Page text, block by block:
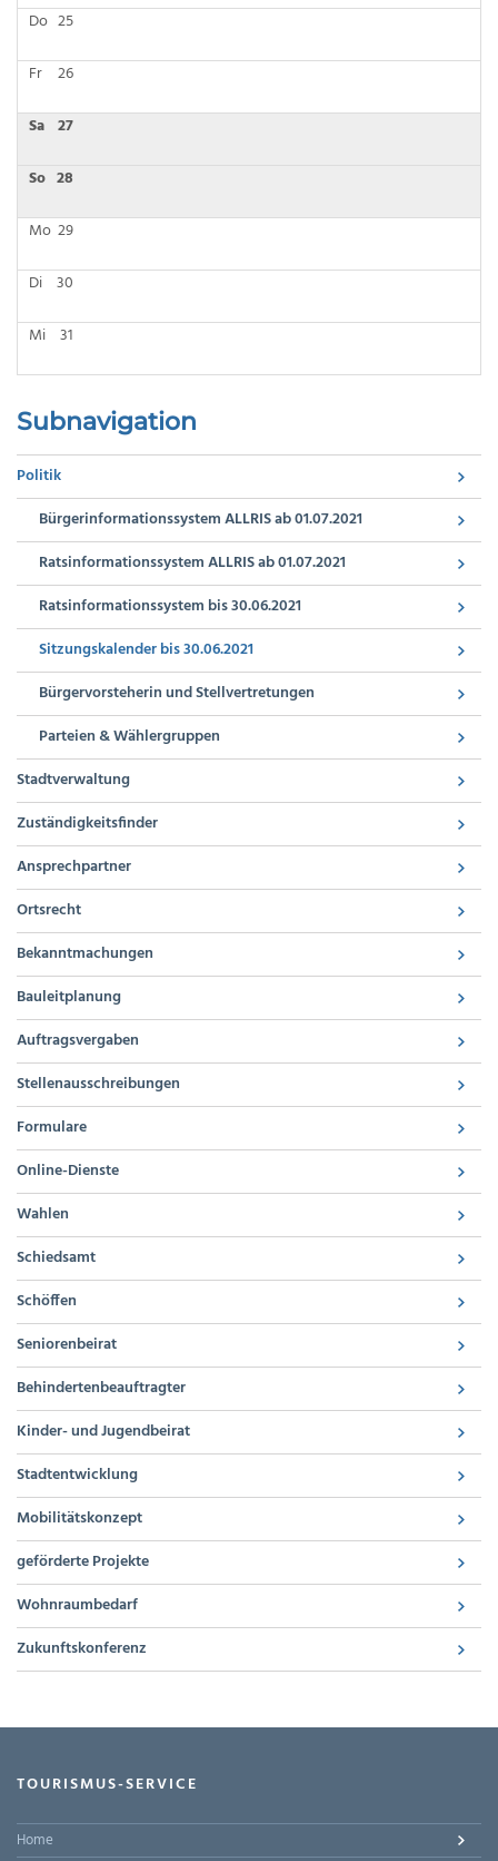
Do 25
Fr 26
Sa 27
So 28
Mo 29
Di 30
Mi 31
Subnavigation
Politik
Bürgerinformationssystem ALLRIS ab 01.07.2021
Ratsinformationssystem ALLRIS ab 01.07.2021
Ratsinformationssystem bis 30.06.2021
Sitzungskalender bis 30.06.2021
Bürgervorsteherin und Stellvertretungen
Parteien & Wählergruppen
Stadtverwaltung
Zuständigkeitsfinder
Ansprechpartner
Ortsrecht
Bekanntmachungen
Bauleitplanung
Auftragsvergaben
Stellenausschreibungen
Formulare
Online-Dienste
Wahlen
Schiedsamt
Schöffen
Seniorenbeirat
Behindertenbeauftragter
Kinder- und Jugendbeirat
Stadtentwicklung
Mobilitätskonzept
geförderte Projekte
Wohnraumbedarf
Zukunftskonferenz
TOURISMUS-SERVICE
Home